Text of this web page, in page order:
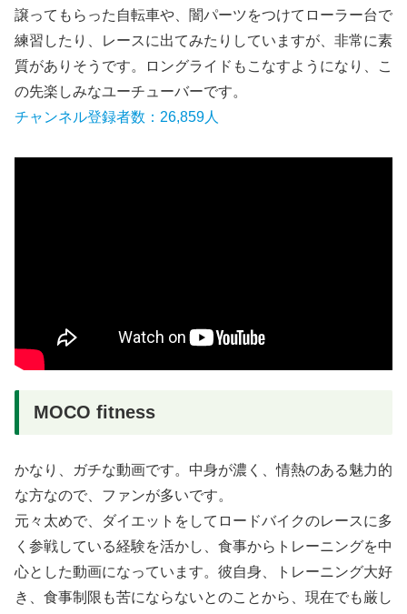
譲ってもらった自転車や、闇パーツをつけてローラー台で
練習したり、レースに出てみたりしていますが、非常に素
質がありそうです。ロングライドもこなすようになり、こ
の先楽しみなユーチューバーです。
チャンネル登録者数：26,859人
MOCO fitness
かなり、ガチな動画です。中身が濃く、情熱のある魅力的
な方なので、ファンが多いです。
元々太めで、ダイエットをしてロードバイクのレースに多
く参戦している経験を活かし、食事からトレーニングを中
心とした動画になっています。彼自身、トレーニング大好
き、食事制限も苦にならないとのことから、現在でも厳し